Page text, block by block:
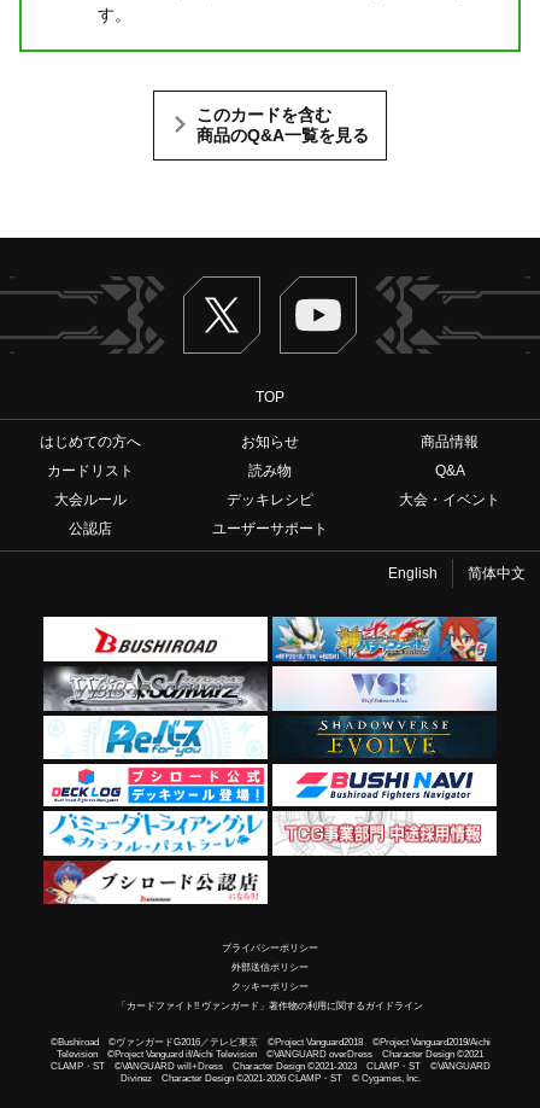
す。
このカードを含む
商品のQ&A一覧を見る
Twitter ヴァンガードch
TOP
はじめての方へ お知らせ
商品情報
カードリスト
読み物
Q&A
大会ルール
デッキレシピ
大会・イベント
公認店
ユーザーサポート
English 简体中文
プライバシーポリシー
外部送信ポリシー
クッキーポリシー
「カードファイト!! ヴァンガード」著作物の利用に関するガイドライン
©Bushiroad ©ヴァンガードG2016／テレビ東京 ©Project Vanguard2018 ©Project Vanguard2019/Aichi
Television ©Project Vanguard if/Aichi Television ©VANGUARD overDress Character Design ©2021
CLAMP・ST ©VANGUARD will+Dress Character Design ©2021-2023 CLAMP・ST ©VANGUARD
Divinez Character Design ©2021-2026 CLAMP・ST © Cygames, Inc.